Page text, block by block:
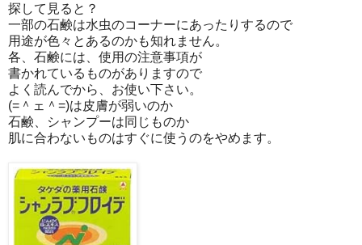
探して見ると？
一部の石鹸は水虫のコーナーにあったりするので
用途が色々とあるのかも知れません。
各、石鹸には、使用の注意事項が
書かれているものがありますので
よく読んでから、お使い下さい。
(=＾ェ＾=)は皮膚が弱いのか
石鹸、シャンプーは同じものか
肌に合わないものはすぐに使うのをやめます。